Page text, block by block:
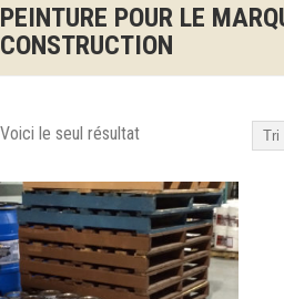
PEINTURE POUR LE
CONSTRUCTION
Voici le seul résultat